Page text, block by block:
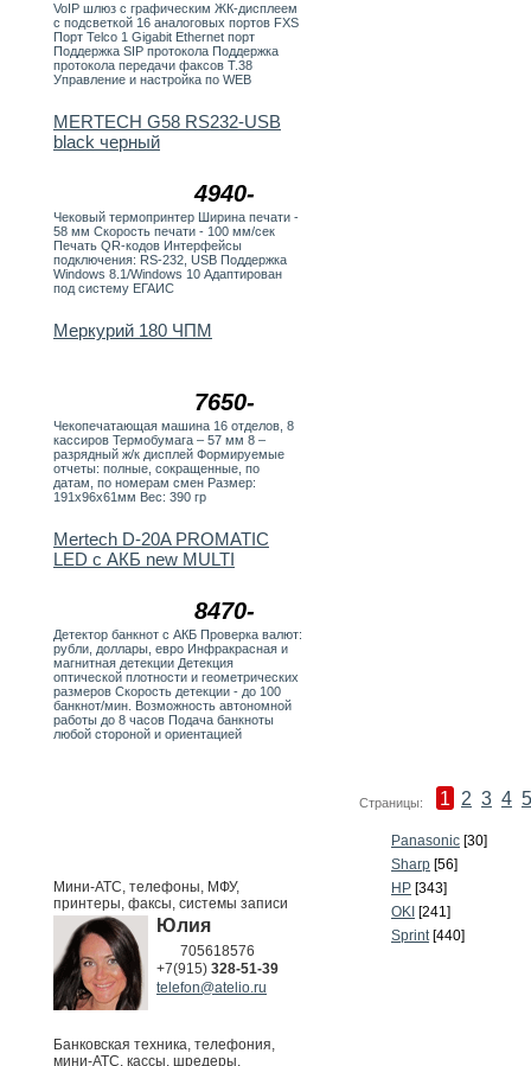
VoIP шлюз с графическим ЖК-дисплеем
с подсветкой 16 аналоговых портов FXS
Порт Telco 1 Gigabit Ethernet порт
Поддержка SIP протокола Поддержка
протокола передачи факсов T.38
Управление и настройка по WEB
4940-
MERTECH G58 RS232-USB
black черный
Чековый термопринтер Ширина печати -
58 мм Скорость печати - 100 мм/сек
Печать QR-кодов Интерфейсы
подключения: RS-232, USB Поддержка
Windows 8.1/Windows 10 Адаптирован
под систему ЕГАИС
7650-
Меркурий 180 ЧПМ
Чекопечатающая машина 16 отделов, 8
кассиров Термобумага – 57 мм 8 –
разрядный ж/к дисплей Формируемые
отчеты: полные, сокращенные, по
датам, по номерам смен Размер:
191х96х61мм Вес: 390 гр
8470-
Mertech D-20A PROMATIC
LED с АКБ new MULTI
Детектор банкнот с АКБ Проверка валют:
рубли, доллары, евро Инфракрасная и
магнитная детекции Детекция
оптической плотности и геометрических
размеров Скорость детекции - до 100
банкнот/мин. Возможность автономной
работы до 8 часов Подача банкноты
любой стороной и ориентацией
Мини-АТС, телефоны, МФУ,
принтеры, факсы, системы записи
Юлия
705618576
+7(915) 328-51-39
telefon@atelio.ru
Банковская техника, телефония,
мини-АТС, кассы, шредеры,
Страницы: 1 2 3 4 5
Panasonic [30]
Sharp [56]
HP [343]
OKI [241]
Sprint[440]